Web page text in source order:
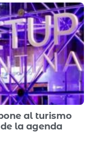
al turismo
la agenda